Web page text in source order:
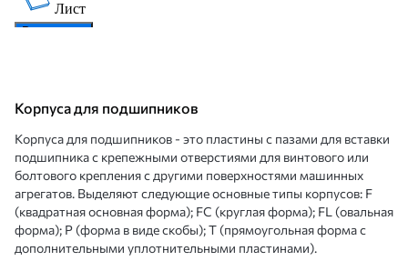
Корпуса для подшипников
Корпуса для подшипников - это пластины с пазами для вставки
подшипника с крепежными отверстиями для винтового или
болтового крепления с другими поверхностями машинных
агрегатов. Выделяют следующие основные типы корпусов: F
(квадратная основная форма); FC (круглая форма); FL (овальная
форма); P (форма в виде скобы); T (прямоугольная форма с
дополнительными уплотнительными пластинами).